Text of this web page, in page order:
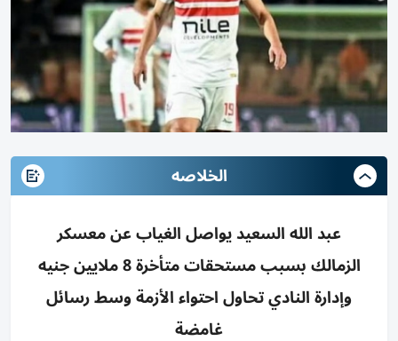
الخلاصه
عبد الله السعيد يواصل الغياب عن معسكر
الزمالك بسبب مستحقات متأخرة 8 ملايين جنيه
وإدارة النادي تحاول احتواء الأزمة وسط رسائل
غامضة